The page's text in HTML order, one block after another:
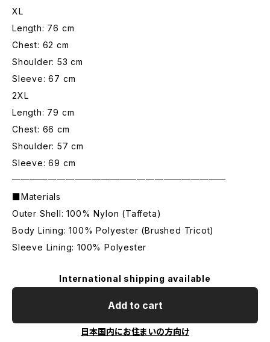
XL
Length: 76 cm
Chest: 62 cm
Shoulder: 53 cm
Sleeve: 67 cm
2XL
Length: 79 cm
Chest: 66 cm
Shoulder: 57 cm
Sleeve: 69 cm
────────────────────────
■Materials
Outer Shell: 100% Nylon (Taffeta)
Body Lining: 100% Polyester (Brushed Tricot)
Sleeve Lining: 100% Polyester
International shipping available
Add to cart
日本国内にお住まいの方向け